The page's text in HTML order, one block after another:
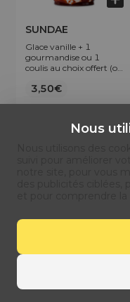
SUNDAE
Glace vanille + 1
gourmandise ou 1
coulis au choix offert (ou
3,50€
Nous